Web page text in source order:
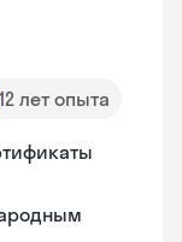
12 лет опыта